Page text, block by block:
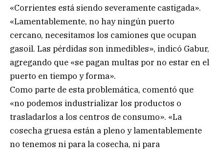
«Corrientes está siendo severamente castigada».
«Lamentablemente, no hay ningún puerto
cercano, necesitamos los camiones que ocupan
gasoil. Las pérdidas son inmedibles», indicó Gabur,
agregando que «se pagan multas por no estar en el
puerto en tiempo y forma».
Como parte de esta problemática, comentó que
«no podemos industrializar los productos o
trasladarlos a los centros de consumo». «La
cosecha gruesa están a pleno y lamentablemente
no tenemos ni para la cosecha, ni para